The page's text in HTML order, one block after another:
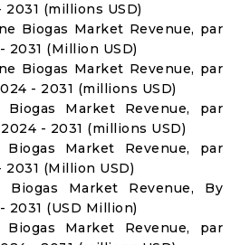
(millions USD)
Biogas Market Revenue, par
2031 (Million USD)
Biogas Market Revenue, par
- 2031 (millions USD)
Market Revenue, par
- 2031 (millions USD)
Market Revenue, par
(Million USD)
Biogas Market Revenue, By
2031 (USD Million)
Market Revenue, par